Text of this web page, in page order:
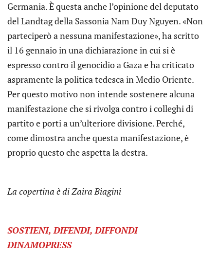
Germania. È questa anche l’opinione del deputato
del Landtag della Sassonia Nam Duy Nguyen. «Non
parteciperò a nessuna manifestazione», ha scritto
il 16 gennaio in una dichiarazione in cui si è
espresso contro il genocidio a Gaza e ha criticato
aspramente la politica tedesca in Medio Oriente.
Per questo motivo non intende sostenere alcuna
manifestazione che si rivolga contro i colleghi di
partito e porti a un’ulteriore divisione. Perché,
come dimostra anche questa manifestazione, è
proprio questo che aspetta la destra.
La copertina è di Zaira Biagini
SOSTIENI, DIFENDI, DIFFONDI
DINAMOPRESS